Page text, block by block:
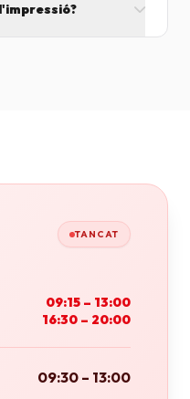
TANCAT
09:15 – 13:00
16:30 – 20:00
09:30 – 13:00